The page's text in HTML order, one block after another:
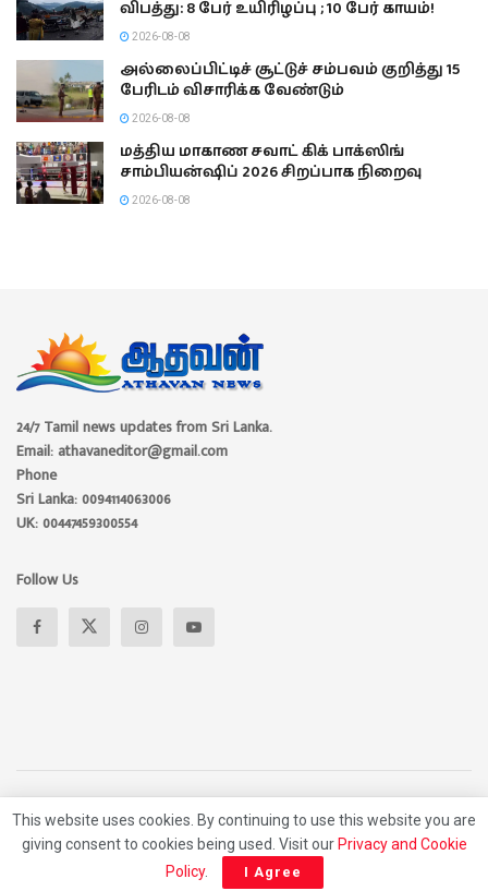
விபத்து: 8 பேர் உயிரிழப்பு ; 10 பேர் காயம்!
2026-08-08
அல்லைப்பிட்டிச் சூட்டுச் சம்பவம் குறித்து 15
பேரிடம் விசாரிக்க வேண்டும்
2026-08-08
மத்திய மாகாண சவாட் கிக் பாக்ஸிங்
சாம்பியன்ஷிப் 2026 சிறப்பாக நிறைவு
2026-08-08
24/7 Tamil news updates from Sri Lanka.
Email: athavaneditor@gmail.com
Phone
Sri Lanka: 0094114063006
UK: 00447459300554
Follow Us
About Advertise Privacy Policy Contact Us
© 2026 Athavan Media, All rights reserved.
This website uses cookies. By continuing to use this website you are
giving consent to cookies being used. Visit our Privacy and Cookie
Policy. I Agree